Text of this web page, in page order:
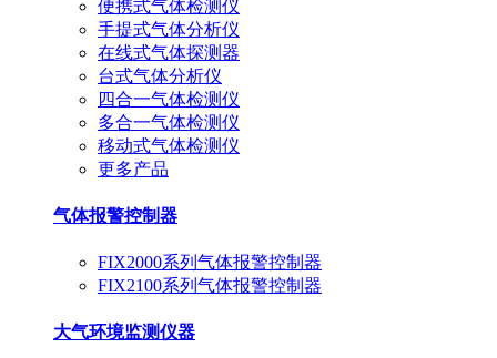
便携式气体检测仪
手提式气体分析仪
在线式气体探测器
台式气体分析仪
四合一气体检测仪
多合一气体检测仪
移动式气体检测仪
更多产品
气体报警控制器
FIX2000系列气体报警控制器
FIX2100系列气体报警控制器
大气环境监测仪器